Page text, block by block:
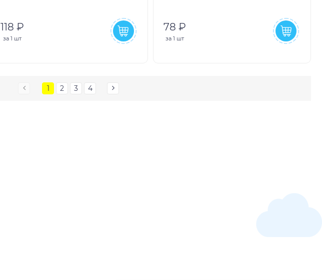
118 ₽
за1 шт
78 ₽
за1 шт
1 2 3 4